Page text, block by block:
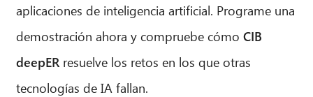
aplicaciones de inteligencia artificial. Programe una
demostración ahora y compruebe cómoCIB
deepER resuelve los retos en los que otras
tecnologías de IA fallan.